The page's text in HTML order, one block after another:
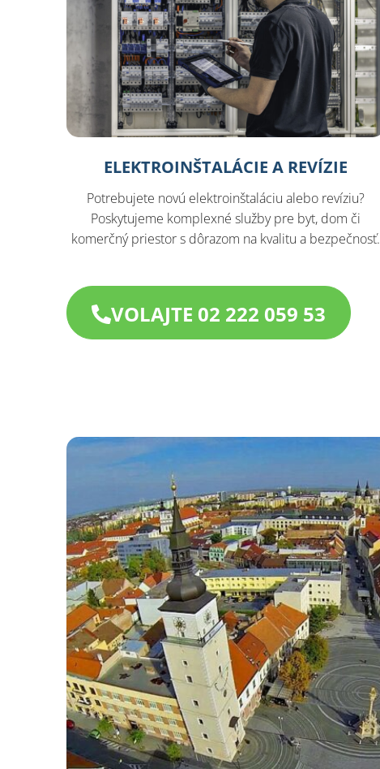
ELEKTROINŠTALÁCIE A REVÍZIE
Potrebujete novú elektroinštaláciu alebo revíziu?
Poskytujeme komplexné služby pre byt, dom či
komerčný priestor s dôrazom na kvalitu a bezpečnosť.
VOLAJTE 02 222 059 53